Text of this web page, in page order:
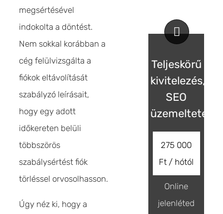
megsértésével
indokolta a döntést.
Nem sokkal korábban a
cég felülvizsgálta a
fiókok eltávolítását
szabályzó leírásait,
hogy egy adott
időkereten belüli
többszörös
szabálysértést fiók
törléssel orvosolhasson.
Úgy néz ki, hogy a
Teljeskörű
kivitelezés,
SEO
üzemeltetés
275 000
Ft / hótól
Online
jelenléted